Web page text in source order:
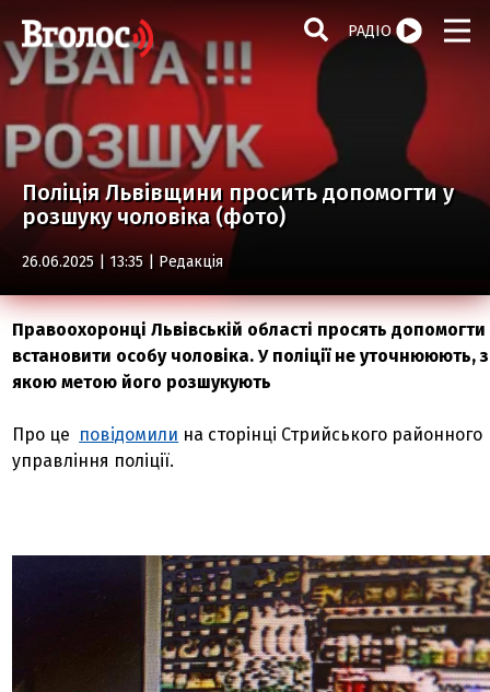
РАДІО
Поліція Львівщини просить допомогти у
розшуку чоловіка (фото)
26.06.2025 | 13:35 | Редакція
Правоохоронці Львівській області просять допомогти
встановити особу чоловіка. У поліції не уточнююють, з
якою метою його розшукують
Про це повідомили на сторінці Стрийського районного
управління поліції.